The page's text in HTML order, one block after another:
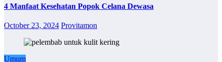
4 Manfaat Kesehatan Popok Celana Dewasa
October 23, 2024 Provitamon
Umum